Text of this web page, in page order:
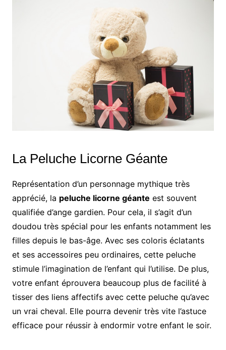
La Peluche Licorne Géante
Représentation d’un personnage mythique très
apprécié, la peluche licorne géante est souvent
qualifiée d’ange gardien. Pour cela, il s’agit d’un
doudou très spécial pour les enfants notamment les
filles depuis le bas-âge. Avec ses coloris éclatants
et ses accessoires peu ordinaires, cette peluche
stimule l’imagination de l’enfant qui l’utilise. De plus,
votre enfant éprouvera beaucoup plus de facilité à
tisser des liens affectifs avec cette peluche qu’avec
un vrai cheval. Elle pourra devenir très vite l’astuce
efficace pour réussir à endormir votre enfant le soir.